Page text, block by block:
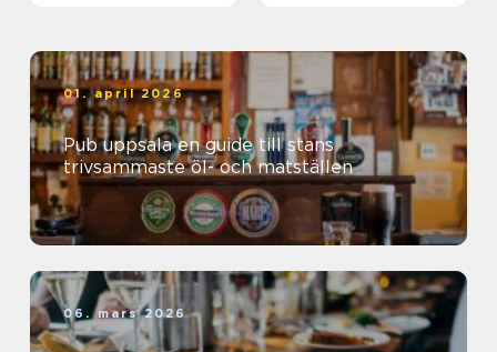
01. april 2026
Pub uppsala en guide till stans
trivsammaste öl- och matställen
06. mars 2026